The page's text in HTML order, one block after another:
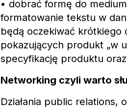
• dobrać formę do
formatowanie tekstu w
będą oczekiwać
pokazujących produkt „w
specyfikację produktu
Networking czyli warto
Działania public relations,